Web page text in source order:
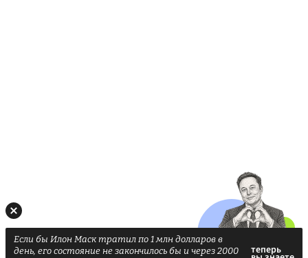
Если бы Илон Маск тратил по 1 млн долларов в
день, его состояние не закончилось бы и через 2000